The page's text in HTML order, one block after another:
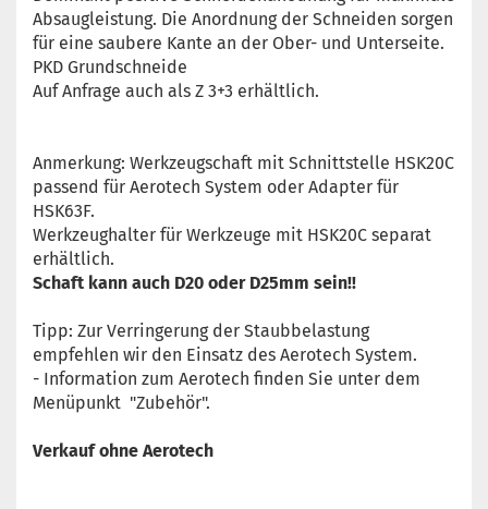
Absaugleistung. Die Anordnung der Schneiden sorgen
für eine saubere Kante an der Ober- und Unterseite.
PKD Grundschneide
Auf Anfrage auch als Z 3+3 erhältlich.
Anmerkung: Werkzeugschaft mit Schnittstelle HSK20C
passend für Aerotech System oder Adapter für
HSK63F.
Werkzeughalter für Werkzeuge mit HSK20C separat
erhältlich.
Schaft kann auch D20 oder D25mm sein!!
Tipp: Zur Verringerung der Staubbelastung
empfehlen wir den Einsatz des Aerotech System.
- Information zum Aerotech finden Sie unter dem
Menüpunkt "Zubehör".
Verkauf ohne Aerotech